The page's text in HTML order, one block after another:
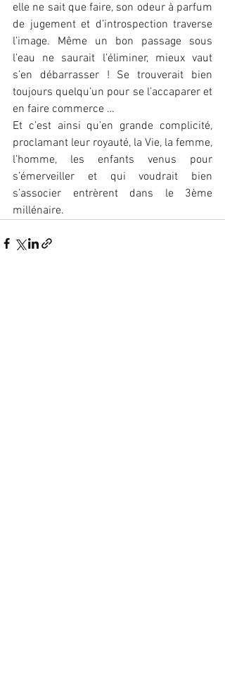
elle ne sait que faire, son odeur à parfum
de jugement et d’introspection traverse
l’image. Même un bon passage sous
l’eau ne saurait l’éliminer, mieux vaut
s’en débarrasser ! Se trouverait bien
toujours quelqu’un pour se l’accaparer et
en faire commerce …
Et c’est ainsi qu’en grande complicité,
proclamant leur royauté, la Vie, la femme,
l’homme, les enfants venus pour
s’émerveiller et qui voudrait bien
s’associer entrèrent dans le 3ème
millénaire.